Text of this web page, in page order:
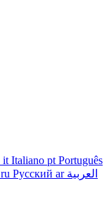
it Italiano pt Português
ru Русский ar العربية